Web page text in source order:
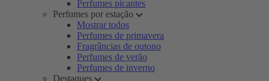
Perfumes picantes
Perfumes por estação
Mostrar todos
Perfumes de primavera
Fragrâncias de outono
Perfumes de verão
Perfumes de inverno
Destaques